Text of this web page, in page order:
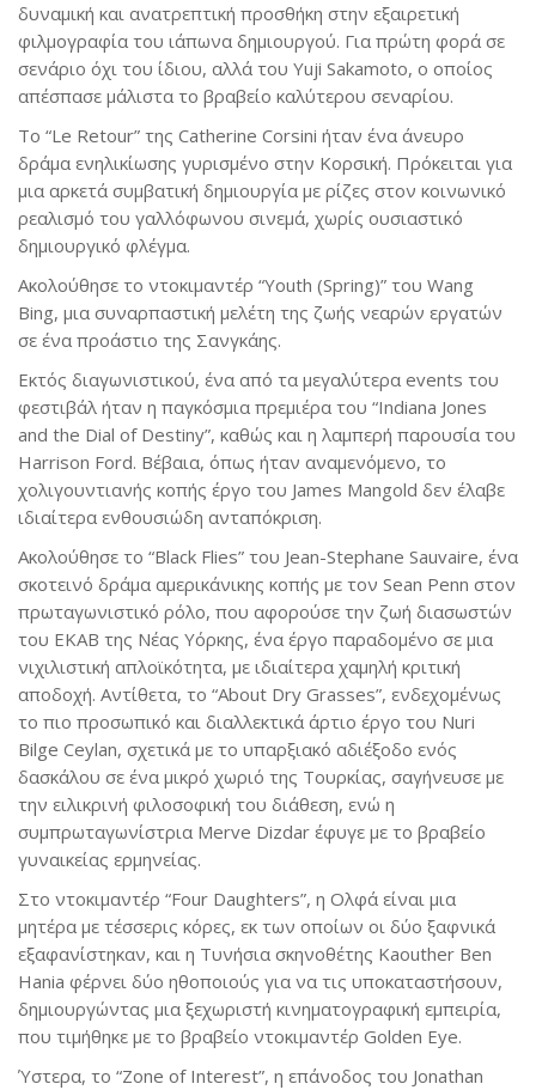
δυναμική και ανατρεπτική προσθήκη στην εξαιρετική
φιλμογραφία του ιάπωνα δημιουργού. Για πρώτη φορά σε
σενάριο όχι του ίδιου, αλλά του Yuji Sakamoto, ο οποίος
απέσπασε μάλιστα το βραβείο καλύτερου σεναρίου.
Το “Le Retour” της Catherine Corsini ήταν ένα άνευρο
δράμα ενηλικίωσης γυρισμένο στην Κορσική. Πρόκειται για
μια αρκετά συμβατική δημιουργία με ρίζες στον κοινωνικό
ρεαλισμό του γαλλόφωνου σινεμά, χωρίς ουσιαστικό
δημιουργικό φλέγμα.
Ακολούθησε το ντοκιμαντέρ “Youth (Spring)” του Wang
Bing, μια συναρπαστική μελέτη της ζωής νεαρών εργατών
σε ένα προάστιο της Σανγκάης.
Εκτός διαγωνιστικού, ένα από τα μεγαλύτερα events του
φεστιβάλ ήταν η παγκόσμια πρεμιέρα του “Indiana Jones
and the Dial of Destiny”, καθώς και η λαμπερή παρουσία του
Harrison Ford. Βέβαια, όπως ήταν αναμενόμενο, το
χολιγουντιανής κοπής έργο του James Mangold δεν έλαβε
ιδιαίτερα ενθουσιώδη ανταπόκριση.
Ακολούθησε το “Black Flies” του Jean-Stephane Sauvaire, ένα
σκοτεινό δράμα αμερικάνικης κοπής με τον Sean Penn στον
πρωταγωνιστικό ρόλο, που αφορούσε την ζωή διασωστών
του ΕΚΑΒ της Νέας Υόρκης, ένα έργο παραδομένο σε μια
νιχιλιστική απλοϊκότητα, με ιδιαίτερα χαμηλή κριτική
αποδοχή. Αντίθετα, το “About Dry Grasses”, ενδεχομένως
το πιο προσωπικό και διαλλεκτικά άρτιο έργο του Nuri
Bilge Ceylan, σχετικά με το υπαρξιακό αδιέξοδο ενός
δασκάλου σε ένα μικρό χωριό της Τουρκίας, σαγήνευσε με
την ειλικρινή φιλοσοφική του διάθεση, ενώ η
συμπρωταγωνίστρια Merve Dizdar έφυγε με το βραβείο
γυναικείας ερμηνείας.
Στo ντοκιμαντέρ “Four Daughters”, η Ολφά είναι μια
μητέρα με τέσσερις κόρες, εκ των οποίων οι δύο ξαφνικά
εξαφανίστηκαν, και η Τυνήσια σκηνοθέτης Kaouther Ben
Hania φέρνει δύο ηθοποιούς για να τις υποκαταστήσουν,
δημιουργώντας μια ξεχωριστή κινηματογραφική εμπειρία,
που τιμήθηκε με το βραβείο ντοκιμαντέρ Golden Eye.
Ύστερα, το “Zone of Interest”, η επάνοδος του Jonathan